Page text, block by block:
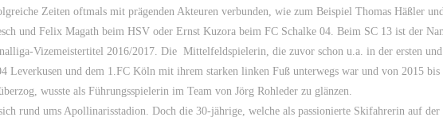
Zeiten oftmals mit prägenden Akteuren verbunden, wie zum Beispiel Thomas Häßler
und Felix Magath beim HSV oder Ernst Kuzora beim FC Schalke 04. Beim SC 13 ist der
Vizemeistertitel 2016/2017. Die Mittelfeldspielerin, die zuvor schon u.a. in der ersten
Leverkusen und dem 1.FC Köln mit ihrem starken linken Fuß unterwegs war und von 2015 bis
wusste als Führungsspielerin im Team von Jörg Rohleder zu glänzen.
rund ums Apollinarisstadion. Doch die 30-jährige, welche als passionierte Skifahrerin auf der